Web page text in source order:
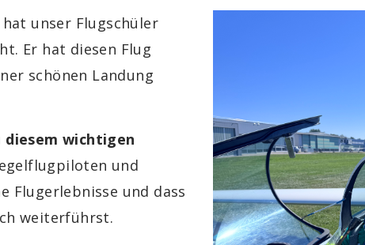
unser Flugschüler
Er hat diesen Flug
schönen Landung
wichtigen
und
Flugerlebnisse und dass
weiterführst.